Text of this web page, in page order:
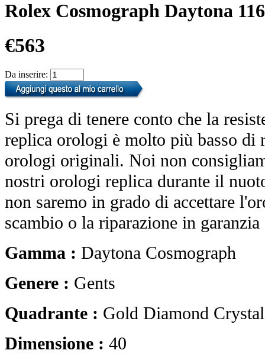
Rolex Cosmograph Daytona
€563
Da inserire:
Si prega di tenere conto che la
replica orologi è molto più basso di
orologi originali. Noi non
nostri orologi replica durante il
non saremo in grado di accettare
scambio o la riparazione in
Gamma : Daytona Cosmograph
Genere : Gents
Quadrante : Gold Diamond Crystal
Dimensione : 40